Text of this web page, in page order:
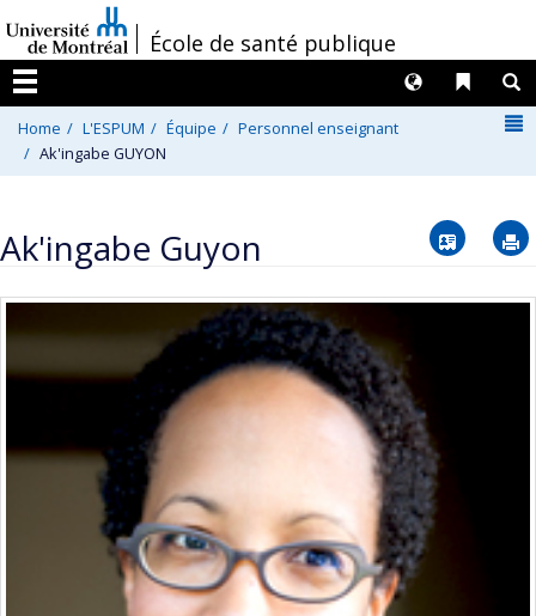
au
contenu
/École de santé publique
Menu
Liens
Langues
Home L'ESPUM Équipe
Personnel enseignant
Ak'ingabe GUYON
Ak'ingabe Guyon Vcard